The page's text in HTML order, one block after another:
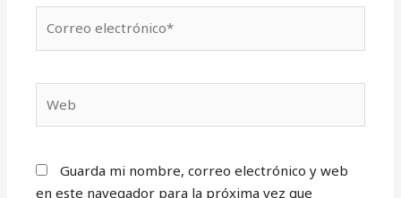
electrónico*
Guarda mi nombre, correo electrónico y web
en este navegador para la próxima vez que